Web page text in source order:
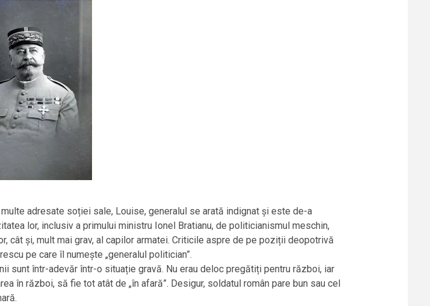
adresate soției sale, Louise, generalul se arată indignat și este de-a
lor, inclusiv a primului ministru Ionel Bratianu, de politicianismul meschin,
cât și, mult mai grav, al capilor armatei. Criticile aspre de pe poziții deopotrivă
pe care îl numește „generalul politician”.
sunt într-adevăr într-o situație gravă. Nu erau deloc pregătiți pentru război, iar
în război, să fie tot atât de „în afară”. Desigur, soldatul român pare bun sau cel